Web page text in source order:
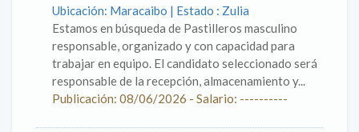
Ubicación: Maracaibo | Estado : Zulia
Estamos en búsqueda de Pastilleros masculino
responsable, organizado y con capacidad para
trabajar en equipo. El candidato seleccionado será
responsable de la recepción, almacenamiento y...
Publicación: 08/06/2026 - Salario: ----------